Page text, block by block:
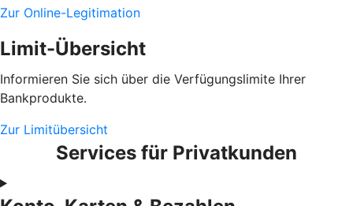
Zur Online-Legitimation
Limit-Übersicht
Informieren Sie sich über die Verfügungslimite Ihrer
Bankprodukte.
Zur Limitübersicht
Services für Privatkunden